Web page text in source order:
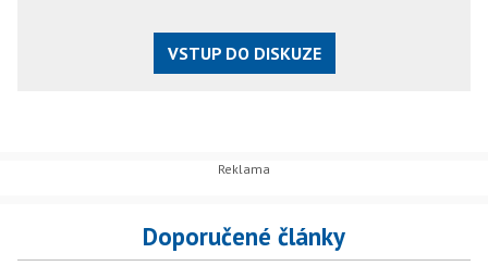
VSTUP DO DISKUZE
Doporučené články